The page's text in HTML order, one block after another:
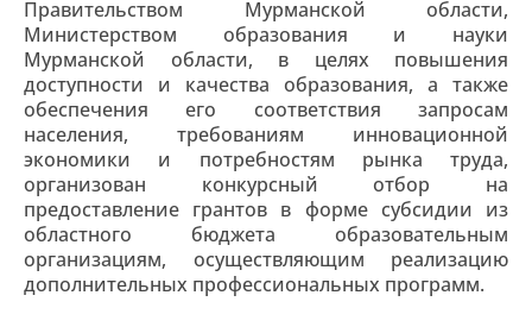
Правительством Мурманской области,
Министерством образования и науки
Мурманской области, в целях повышения
доступности и качества образования, а также
обеспечения его соответствия запросам
населения, требованиям инновационной
экономики и потребностям рынка труда,
организован конкурсный отбор на
предоставление грантов в форме субсидии из
областного бюджета образовательным
организациям, осуществляющим реализацию
дополнительных профессиональных программ.